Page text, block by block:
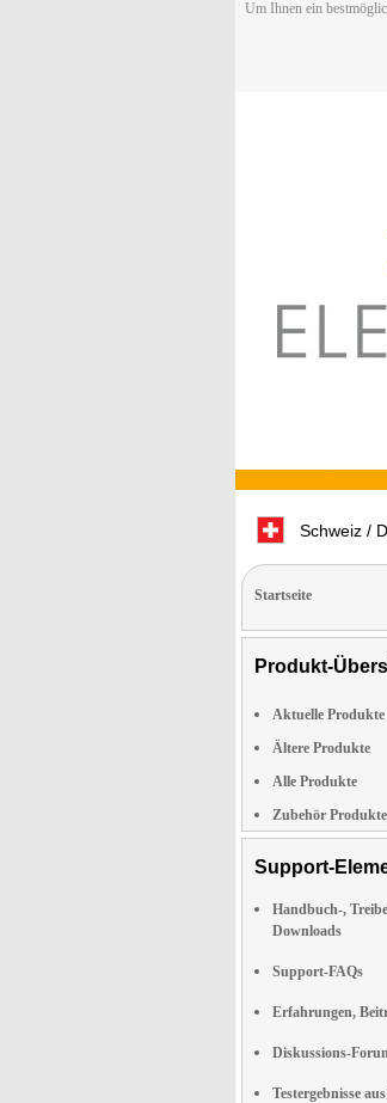
Um Ihnen ein
Schweiz /
Startseite
Produkt-
Aktuelle Produkte
Ältere Produkte
Alle Produkte
Zubehör Produkte
Support-
Handbuch-,
Downloads
Support-FAQs
Erfahrungen,
Diskussions-
Testergebnisse